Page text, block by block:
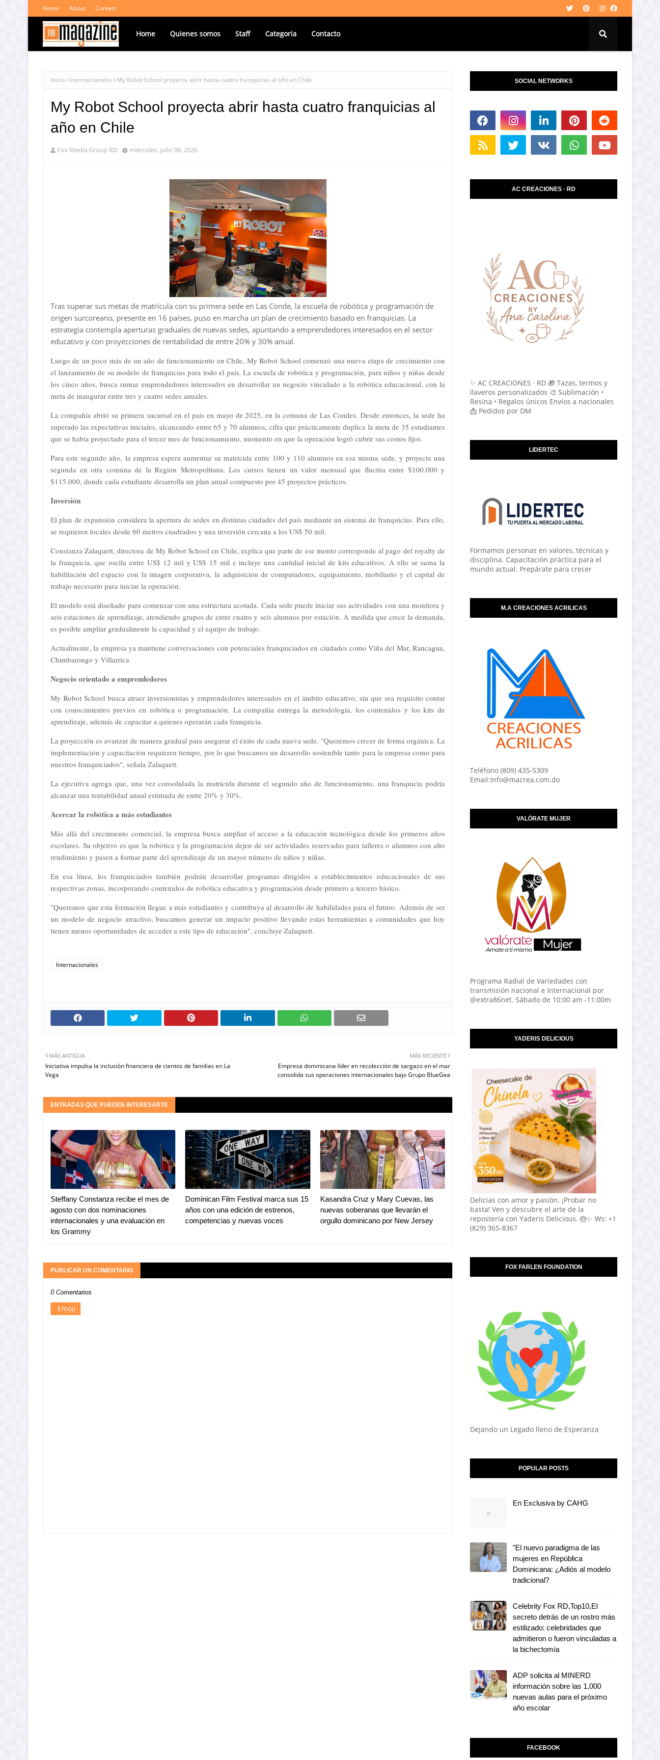
Home About Contact
Home Quienes somos Staff Categoria Contacto
Inicio Internacionales My Robot School proyecta abrir hasta cuatro franquicias al año en Chile
My Robot School proyecta abrir hasta cuatro franquicias al
año en Chile
Fox Media Group RD miércoles, julio 08, 2026
Tras superar sus metas de matrícula con su primera sede en Las Conde, la escuela de robótica y programación de
origen surcoreano, presente en 16 países, puso en marcha un plan de crecimiento basado en franquicias. La
estrategia contempla aperturas graduales de nuevas sedes, apuntando a emprendedores interesados en el sector
educativo y con proyecciones de rentabilidad de entre 20% y 30% anual.
Luego de un poco más de un año de funcionamiento en Chile, My Robot School comenzó una nueva etapa de crecimiento con
el lanzamiento de su modelo de franquicias para todo el país. La escuela de robótica y programación, para niños y niñas desde
los cinco años, busca sumar emprendedores interesados en desarrollar un negocio vinculado a la robótica educacional, con la
meta de inaugurar entre tres y cuatro sedes anuales.
La compañía abrió su primera sucursal en el país en mayo de 2025, en la comuna de Las Condes. Desde entonces, la sede ha
superado las expectativas iniciales, alcanzando entre 65 y 70 alumnos, cifra que prácticamente duplica la meta de 35 estudiantes
que se había proyectado para el tercer mes de funcionamiento, momento en que la operación logró cubrir sus costos fijos.
Para este segundo año, la empresa espera aumentar su matrícula entre 100 y 110 alumnos en esa misma sede, y proyecta una
segunda en otra comuna de la Región Metropolitana. Los cursos tienen un valor mensual que fluctúa entre $100.000 y
$115.000, donde cada estudiante desarrolla un plan anual compuesto por 45 proyectos prácticos.
Inversión
El plan de expansión considera la apertura de sedes en distintas ciudades del país mediante un sistema de franquicias. Para ello,
se requieren locales desde 60 metros cuadrados y una inversión cercana a los US$ 50 mil.
Constanza Zalaquett, directora de My Robot School en Chile, explica que parte de ese monto corresponde al pago del royalty de
la franquicia, que oscila entre US$ 12 mil y US$ 15 mil e incluye una cantidad inicial de kits educativos. A ello se suma la
habilitación del espacio con la imagen corporativa, la adquisición de computadores, equipamiento, mobiliario y el capital de
trabajo necesario para iniciar la operación.
El modelo está diseñado para comenzar con una estructura acotada. Cada sede puede iniciar sus actividades con una monitora y
seis estaciones de aprendizaje, atendiendo grupos de entre cuatro y seis alumnos por estación. A medida que crece la demanda,
es posible ampliar gradualmente la capacidad y el equipo de trabajo.
Actualmente, la empresa ya mantiene conversaciones con potenciales franquiciados en ciudades como Viña del Mar, Rancagua,
Chimbarongo y Villarrica.
Negocio orientado a emprendedores
My Robot School busca atraer inversionistas y emprendedores interesados en el ámbito educativo, sin que sea requisito contar
con conocimientos previos en robótica o programación. La compañía entrega la metodología, los contenidos y los kits de
aprendizaje, además de capacitar a quienes operarán cada franquicia.
La proyección es avanzar de manera gradual para asegurar el éxito de cada nueva sede. "Queremos crecer de forma orgánica. La
implementación y capacitación requieren tiempo, por lo que buscamos un desarrollo sostenible tanto para la empresa como para
nuestros franquiciados", señala Zalaquett.
La ejecutiva agrega que, una vez consolidada la matrícula durante el segundo año de funcionamiento, una franquicia podría
alcanzar una rentabilidad anual estimada de entre 20% y 30%.
Acercar la robótica a más estudiantes
Más allá del crecimiento comercial, la empresa busca ampliar el acceso a la educación tecnológica desde los primeros años
escolares. Su objetivo es que la robótica y la programación dejen de ser actividades reservadas para talleres o alumnos con alto
rendimiento y pasen a formar parte del aprendizaje de un mayor número de niños y niñas.
En esa línea, los franquiciados también podrán desarrollar programas dirigidos a establecimientos educacionales de sus
respectivas zonas, incorporando contenidos de robótica educativa y programación desde primero a tercero básico.
"Queremos que esta formación llegue a más estudiantes y contribuya al desarrollo de habilidades para el futuro. Además de ser
un modelo de negocio atractivo, buscamos generar un impacto positivo llevando estas herramientas a comunidades que hoy
tienen menos oportunidades de acceder a este tipo de educación", concluye Zalaquett.
Internacionales
MÁS RECIENTE
Empresa dominicana líder en recolección de sargazo en el mar
consolida sus operaciones internacionales bajo Grupo BlueGea
MÁS ANTIGUA
Iniciativa impulsa la inclusión financiera de cientos de familias en La
Vega
ENTRADAS QUE PUEDEN INTERESARTE
Steffany Constanza recibe el mes de
agosto con dos nominaciones
internacionales y una evaluación en
los Grammy
Dominican Film Festival marca sus 15
años con una edición de estrenos,
competencias y nuevas voces
Kasandra Cruz y Mary Cuevas, las
nuevas soberanas que llevarán el
orgullo dominicano por New Jersey
PUBLICAR UN COMENTARIO
0 Comentarios
Emoji
SOCIAL NETWORKS
AC CREACIONES · RD
✨ AC CREACIONES · RD 🎁 Tazas, termos y
llaveros personalizados 🎨 Sublimación •
Resina • Regalos únicos Envíos a nacionales
📩 Pedidos por DM
LIDERTEC
Formamos personas en valores, técnicas y
disciplina. Capacitación práctica para el
mundo actual. Prepárate para crecer
M.A CREACIONES ACRILICAS
Teléfono (809) 435-5309
Email:Info@macrea.com.do
VALÓRATE MUJER
Programa Radial de Variedades con
transmisión nacional e Internacional por
@extra86net. Sábado de 10:00 am -11:00m
YADERIS DELICIOUS
Delicias con amor y pasión. ¡Probar no
basta! Ven y descubre el arte de la
repostería con Yaderis Delicious. 🎂✨ Ws: +1
(829) 365-8367
FOX FARLEN FOUNDATION
Dejando un Legado lleno de Esperanza
POPULAR POSTS
En Exclusiva by CAHG
"El nuevo paradigma de las
mujeres en República
Dominicana: ¿Adiós al modelo
tradicional?
Celebrity Fox RD,Top10,El
secreto detrás de un rostro más
estilizado: celebridades que
admitieron o fueron vinculadas a
la bichectomía
ADP solicita al MINERD
información sobre las 1,000
nuevas aulas para el próximo
año escolar
FACEBOOK